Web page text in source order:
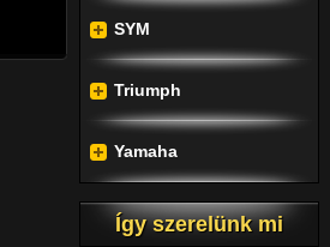
SYM
Triumph
Yamaha
Így szerelünk mi